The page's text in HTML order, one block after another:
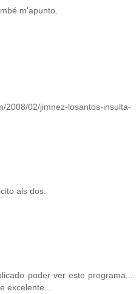
m'apunto.
2008/02/jimnez-losantos-insulta-
als dos.
poder ver este programa...
excelente...